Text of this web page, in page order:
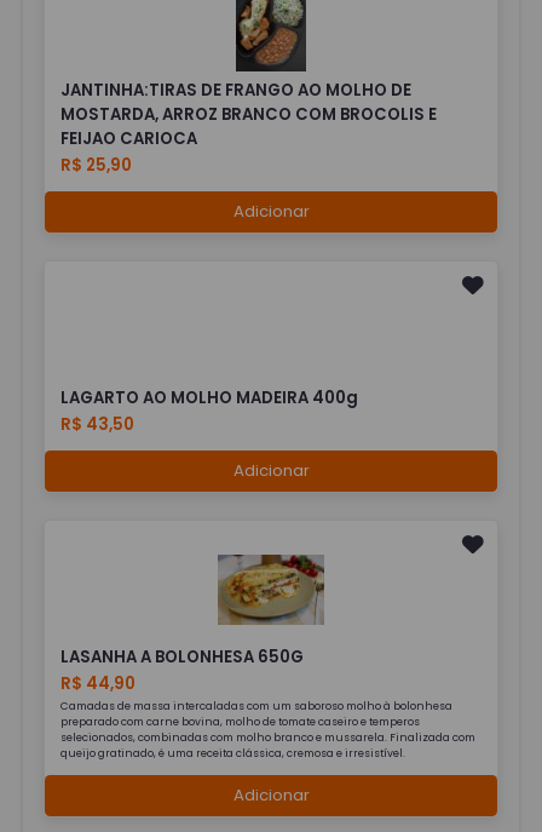
JANTINHA:TIRAS DE FRANGO AO MOLHO DE
MOSTARDA, ARROZ BRANCO COM BROCOLIS E
FEIJAO CARIOCA
R$ 25,90
Adicionar
LAGARTO AO MOLHO MADEIRA 400g
R$ 43,50
Adicionar
LASANHA A BOLONHESA 650G
R$ 44,90
Camadas de massa intercaladas com um saboroso molho à bolonhesa
preparado com carne bovina, molho de tomate caseiro e temperos
selecionados, combinadas com molho branco e mussarela. Finalizada com
queijo gratinado, é uma receita clássica, cremosa e irresistível.
Adicionar